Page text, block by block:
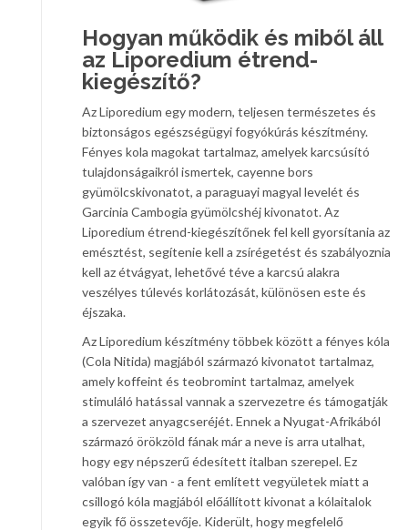
Hogyan működik és miből áll
az Liporedium étrend-
kiegészítő?
Az Liporedium egy modern, teljesen természetes és
biztonságos egészségügyi fogyókúrás készítmény.
Fényes kola magokat tartalmaz, amelyek karcsúsító
tulajdonságaikról ismertek, cayenne bors
gyümölcskivonatot, a paraguayi magyal levelét és
Garcinia Cambogia gyümölcshéj kivonatot. Az
Liporedium étrend-kiegészítőnek fel kell gyorsítania az
emésztést, segítenie kell a zsírégetést és szabályoznia
kell az étvágyat, lehetővé téve a karcsú alakra
veszélyes túlevés korlátozását, különösen este és
éjszaka.
Az Liporedium készítmény többek között a fényes kóla
(Cola Nitida) magjából származó kivonatot tartalmaz,
amely koffeint és teobromint tartalmaz, amelyek
stimuláló hatással vannak a szervezetre és támogatják
a szervezet anyagcseréjét. Ennek a Nyugat-Afrikából
származó örökzöld fának már a neve is arra utalhat,
hogy egy népszerű édesített italban szerepel. Ez
valóban így van - a fent említett vegyületek miatt a
csillogó kóla magjából előállított kivonat a kólaitalok
egyik fő összetevője. Kiderült, hogy megfelelő